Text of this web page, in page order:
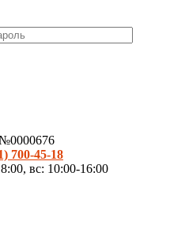
700-45-18
вс: 10:00-16:00